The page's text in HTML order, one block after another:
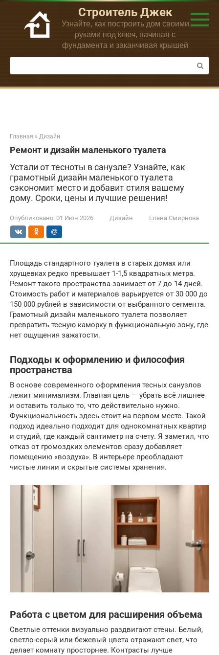
Перейти
контенту
Строитель Джек
Узнайте, как построить дом своими
руками под ключ, начиная с
фундамента и заканчивая крышей
Поиск:
Главная » Дизайн
Ремонт и дизайн маленького туалета
Устали от тесноты в санузле? Узнайте, как
грамотный дизайн маленького туалета
сэкономит место и добавит стиля вашему
дому. Сроки, цены и лучшие решения!
Опубликовано: 01 Июн 2026 Дизайн Елена Смирнова
Площадь стандартного туалета в старых домах или
хрущевках редко превышает 1-1,5 квадратных метра.
Ремонт такого пространства занимает от 7 до 14 дней.
Стоимость работ и материалов варьируется от 30 000 до
150 000 рублей в зависимости от выбранного сегмента.
Грамотный дизайн маленького туалета позволяет
превратить тесную каморку в функциональную зону, где
нет ощущения зажатости.
Подходы к оформлению и философия
пространства
В основе современного оформления тесных санузлов
лежит минимализм. Главная цель — убрать всё лишнее
и оставить только то, что действительно нужно.
Функциональность здесь стоит на первом месте. Такой
подход идеально подходит для однокомнатных квартир
и студий, где каждый сантиметр на счету. Я заметил, что
отказ от громоздких элементов сразу добавляет
помещению «воздуха». В интерьере преобладают
чистые линии и скрытые системы хранения.
Работа с цветом для расширения объема
Светлые оттенки визуально раздвигают стены. Белый,
светло-серый или бежевый цвета отражают свет, что
делает комнату просторнее. Контрасты лучше